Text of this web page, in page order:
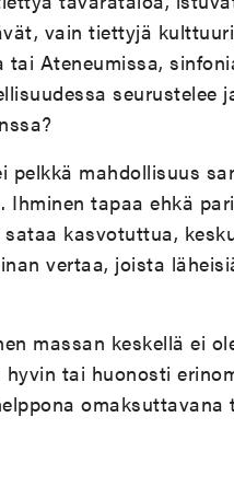
vain tiettyjä
Ateneumissa,
seurustelee
pelkkä mahdollisuus
Ihminen tapaa ehkä
kasvotuttua,
vertaa, joista
massan keskellä ei
tai huonosti
omaksuttavana